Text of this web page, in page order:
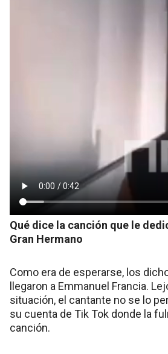
Qué dice la canción que le
Gran Hermano
Como era de esperarse, los
llegaron a Emmanuel Francia.
situación, el cantante no se lo
su cuenta de Tik Tok donde la
canción.